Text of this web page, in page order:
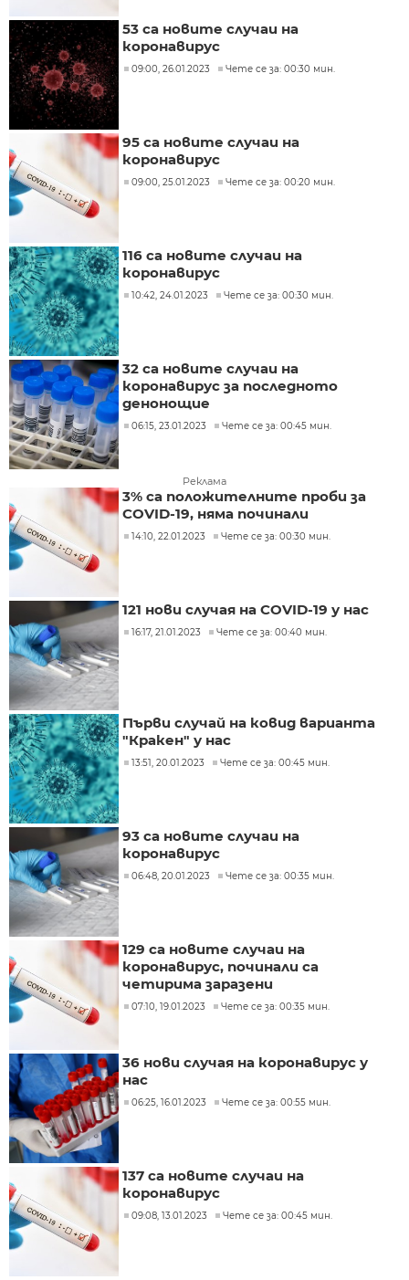
53 са новите случаи на
коронавирус
09:00, 26.01.2023 Чете се за: 00:30 мин.
95 са новите случаи на
коронавирус
09:00, 25.01.2023 Чете се за: 00:20 мин.
116 са новите случаи на
коронавирус
10:42, 24.01.2023 Чете се за: 00:30 мин.
32 са новите случаи на
коронавирус за последното
денонощие
06:15, 23.01.2023 Чете се за: 00:45 мин.
Реклама
3% са положителните проби за
COVID-19, няма починали
14:10, 22.01.2023 Чете се за: 00:30 мин.
121 нови случая на COVID-19 у нас
16:17, 21.01.2023 Чете се за: 00:40 мин.
Първи случай на ковид варианта
"Кракен" у нас
13:51, 20.01.2023 Чете се за: 00:45 мин.
93 са новите случаи на
коронавирус
06:48, 20.01.2023 Чете се за: 00:35 мин.
129 са новите случаи на
коронавирус, починали са
четирима заразени
07:10, 19.01.2023 Чете се за: 00:35 мин.
36 нови случая на коронавирус у
нас
06:25, 16.01.2023 Чете се за: 00:55 мин.
137 са новите случаи на
коронавирус
09:08, 13.01.2023 Чете се за: 00:45 мин.